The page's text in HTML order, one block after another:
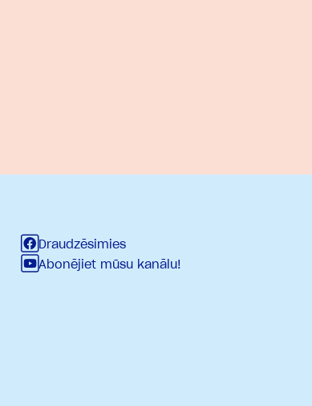
Draudzēsimies
Abonējiet mūsu kanālu!